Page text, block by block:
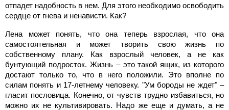
отпадет надобность в нем. Для этого необходимо освободить
сердце от гнева и ненависти. Как?
Лена может понять, что она теперь взрослая, что она
самостоятельная и может творить свою жизнь по
собственному плану. Как взрослый человек, а не как
бунтующий подросток. Жизнь – это такой ящик, из которого
достают только то, что в него положили. Это вполне по
силам понять и 17-летнему человеку. "Ум бороды не ждет" –
гласит пословица. Конечно, от чувств трудно избавиться, но
можно их не культивировать. Надо же еще и думать, а не